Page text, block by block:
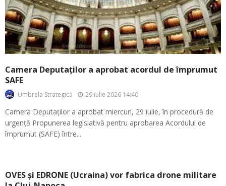
Camera Deputaților a aprobat acordul de împrumut
SAFE
Umbrela Strategică 29 iulie 2026 14:40
Camera Deputaților a aprobat miercuri, 29 iulie, în procedură de
urgență Propunerea legislativă pentru aprobarea Acordului de
împrumut (SAFE) între...
OVES și EDRONE (Ucraina) vor fabrica drone militare